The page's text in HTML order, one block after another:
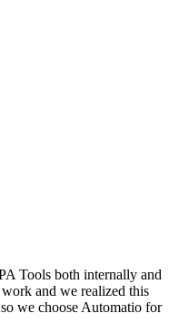
Tools both internally and
and we realized this
we choose Automatio for